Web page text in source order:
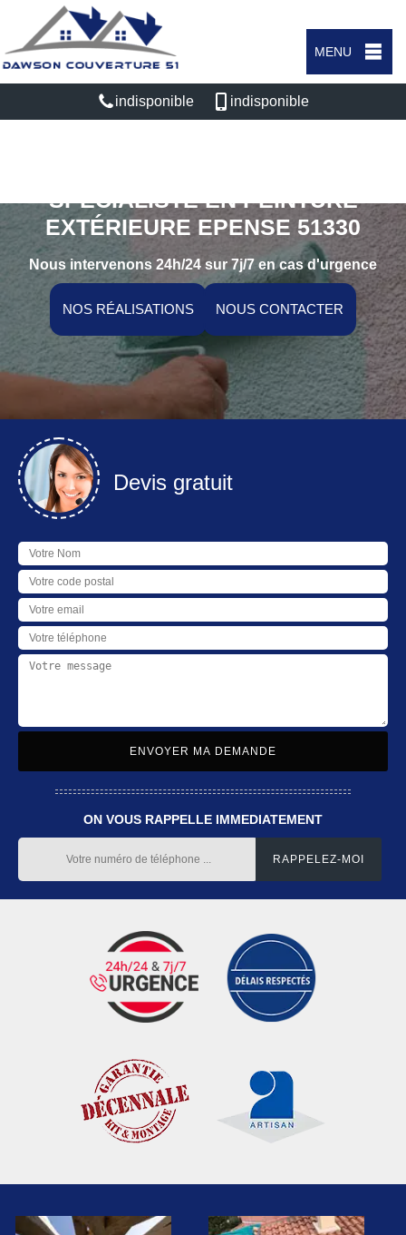
MENU
indisponible indisponible
SPÉCIALISTE EN PEINTURE
EXTÉRIEURE EPENSE 51330
Nous intervenons 24h/24 sur 7j/7 en cas d'urgence
NOS RÉALISATIONS NOUS CONTACTER
Devis gratuit
ON VOUS RAPPELLE IMMEDIATEMENT